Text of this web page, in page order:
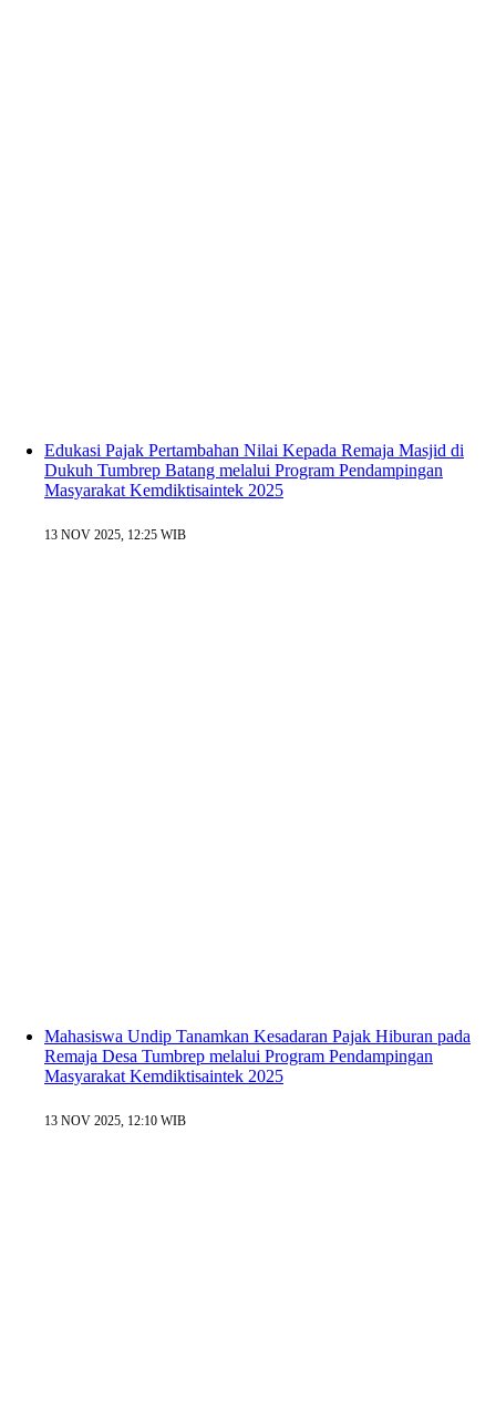
Edukasi Pajak Pertambahan Nilai Kepada Remaja Masjid di
Dukuh Tumbrep Batang melalui Program Pendampingan
Masyarakat Kemdiktisaintek 2025
13 NOV 2025, 12:25 WIB
Mahasiswa Undip Tanamkan Kesadaran Pajak Hiburan pada
Remaja Desa Tumbrep melalui Program Pendampingan
Masyarakat Kemdiktisaintek 2025
13 NOV 2025, 12:10 WIB